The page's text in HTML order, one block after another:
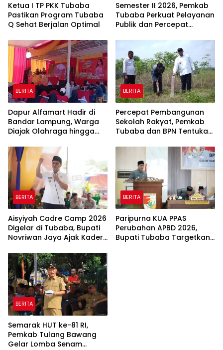
Ketua I TP PKK Tubaba
Pastikan Program Tubaba
Q Sehat Berjalan Optimal
Semester II 2026, Pemkab
Tubaba Perkuat Pelayanan
Publik dan Percepat
BERITA
Dapur Alfamart Hadir di
Bandar Lampung, Warga
Diajak Olahraga hingga
BERITA
Percepat Pembangunan
Sekolah Rakyat, Pemkab
Tubaba dan BPN Tentukan
BERITA
Aisyiyah Cadre Camp 2026
Digelar di Tubaba, Bupati
Novriwan Jaya Ajak Kader
Pembangunan
BERITA
Paripurna KUA PPAS
Perubahan APBD 2026,
Bupati Tubaba Targetkan
BERITA
Semarak HUT ke-81 RI,
Pemkab Tulang Bawang
Gelar Lomba Senam